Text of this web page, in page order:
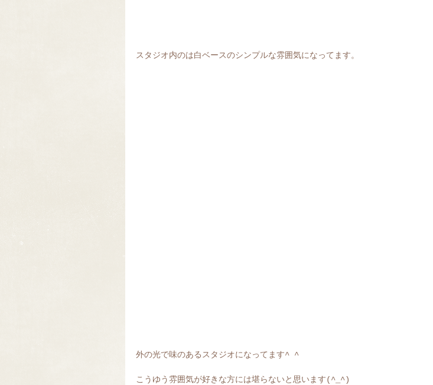
スタジオ内のは白ベースのシンプルな雰囲気になってます。
外の光で味のあるスタジオになってます^ ^
こうゆう雰囲気が好きな方には堪らないと思います(^_^)